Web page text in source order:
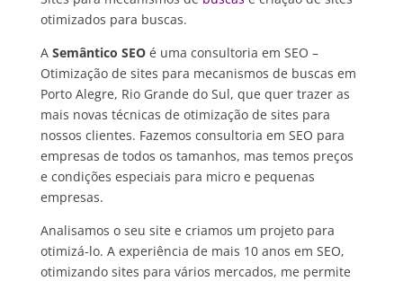
otimizados para buscas.
A Semântico SEOé uma consultoria em SEO –
Otimização de sites para mecanismos de buscas em
Porto Alegre, Rio Grande do Sul, que quer trazer as
mais novas técnicas de otimização de sites para
nossos clientes. Fazemos consultoria em SEO para
empresas de todos os tamanhos, mas temos preços
e condições especiais para micro e pequenas
empresas.
Analisamos o seu site e criamos um projeto para
otimizá-lo. A experiência de mais 10 anos em SEO,
otimizando sites para vários mercados, me permite